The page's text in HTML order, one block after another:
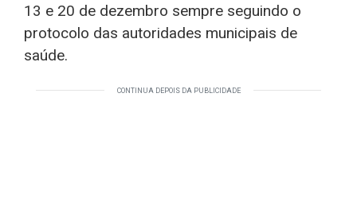
13 e 20 de dezembro sempre seguindo o
protocolo das autoridades municipais de
saúde.
CONTINUA DEPOIS DA PUBLICIDADE